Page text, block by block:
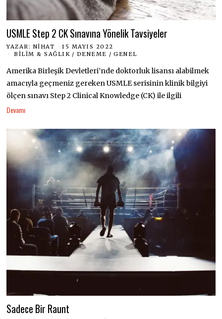
USMLE Step 2 CK Sınavına Yönelik Tavsiyeler
YAZAR: NIHAT
15 MAYIS 2022
BILIM & SAĞLIK / DENEME / GENEL
Amerika Birleşik Devletleri’nde doktorluk lisansı alabilmek
amacıyla geçmeniz gereken USMLE serisinin klinik bilgiyi
ölçen sınavı Step 2 Clinical Knowledge (CK) ile ilgili
Devamı
Sadece Bir Raunt